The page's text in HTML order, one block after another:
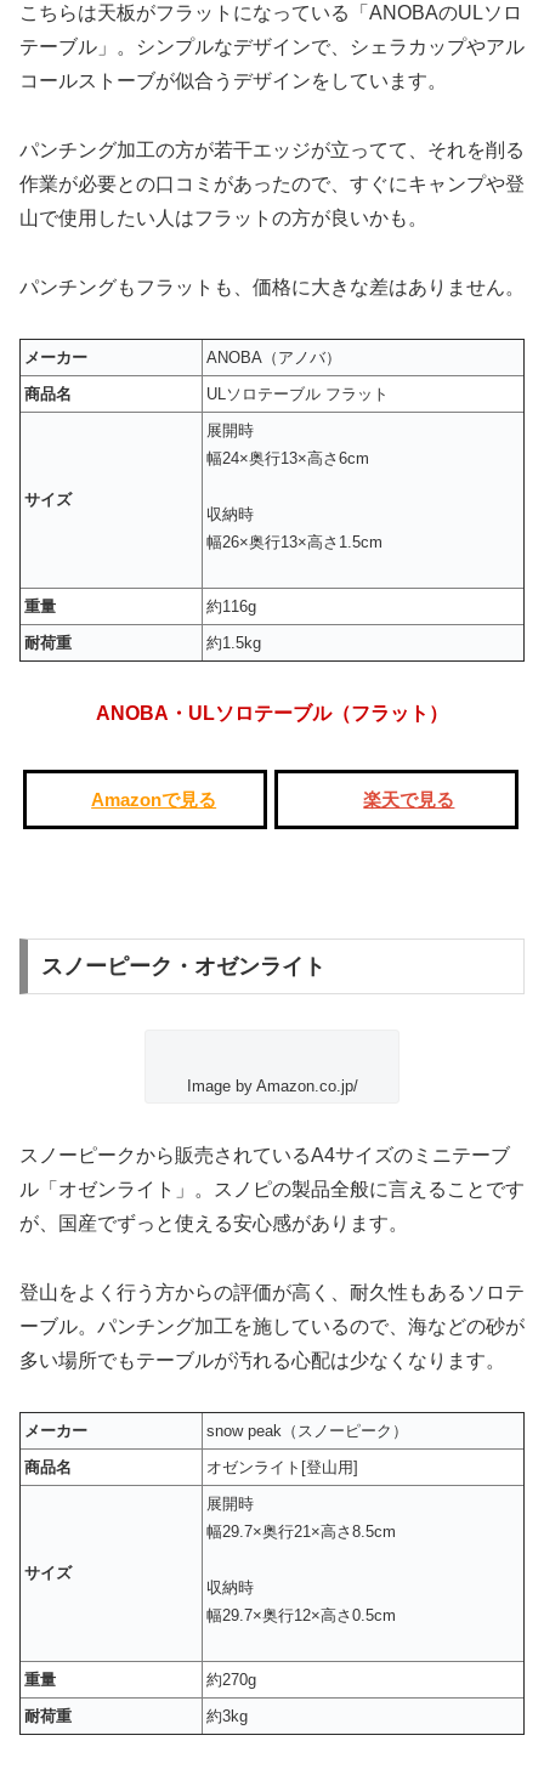
こちらは天板がフラットになっている
「ANOBAのULソロ
テーブル」
。シンプルなデザインで、シェラカップやアル
コールストーブが似合うデザインをしています。
パンチング加工の方が若干エッジが立ってて、それを削る
作業が必要との口コミがあったので、すぐにキャンプや登
山で使用したい人はフラットの方が良いかも。
パンチングもフラットも、価格に大きな差はありません。
メーカー
ANOBA（アノバ）
商品名
ULソロテーブル フラット
サイズ
展開時
幅24×奥行13×高さ6cm
収納時
幅26×奥行13×高さ1.5cm
重量
約116g
耐荷重
約1.5kg
ANOBA・ULソロテーブル（フラット）
Amazonで見る 楽天で見る
スノーピーク・オゼンライト
Image by Amazon.co.jp/
スノーピークから販売されているA4サイズのミニテーブ
ル 「オゼンライト」
。スノピの製品全般に言えることです
が、国産でずっと使える安心感があります。
登山をよく行う方からの評価が高く、耐久性もあるソロテ
ーブル。パンチング加工を施しているので、海などの砂が
多い場所でもテーブルが汚れる心配は少なくなります。
メーカー
snow peak（スノーピーク）
商品名
オゼンライト[登山用]
サイズ
展開時
幅29.7×奥行21×高さ8.5cm
収納時
幅29.7×奥行12×高さ0.5cm
重量
約270g
耐荷重
約3kg